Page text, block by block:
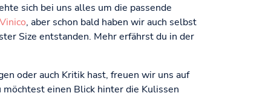
sich bei uns alles um die passende
Vinico, aber schon bald haben wir auch selbst
Size entstanden. Mehr erfährst du in der
oder auch Kritik hast, freuen wir uns auf
einen Blick hinter die Kulissen